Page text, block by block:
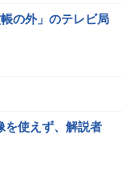
の外」のテレビ局
を使えず、解説者